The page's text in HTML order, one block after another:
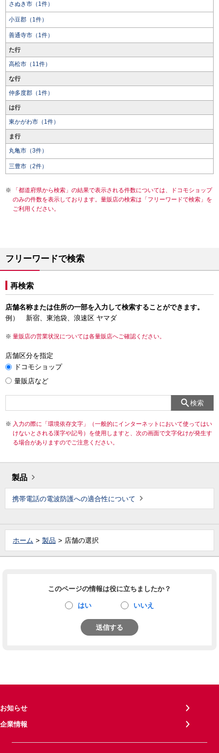
さぬき市（1件）
小豆郡（1件）
善通寺市（1件）
た行
高松市（11件）
な行
仲多度郡（1件）
は行
東かがわ市（1件）
ま行
丸亀市（3件）
三豊市（2件）
「都道府県から検索」の結果で表示される件数については、ドコモショップ
のみの件数を表示しております。量販店の検索は「フリーワードで検索」を
ご利用ください。
フリーワードで検索
再検索
店舗名称または住所の一部を入力して検索することができます。
例） 新宿、東池袋、浪速区 ヤマダ
量販店の営業状況については各量販店へご確認ください。
店舗区分を指定
ドコモショップ
量販店など
検索
入力の際に「環境依存文字」（一般的にインターネットにおいて使ってはい
けないとされる漢字や記号）を使用しますと、次の画面で文字化けが発生す
る場合がありますのでご注意ください。
製品
携帯電話の電波防護への適合性について
ホーム 製品 店舗の選択
このページの情報は役に立ちましたか？
はい いいえ
送信する
お知らせ
企業情報